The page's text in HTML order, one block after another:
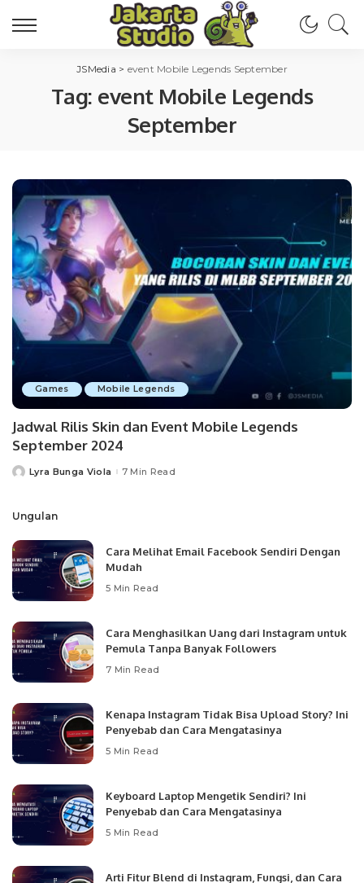
JSMedia > event Mobile Legends September
Tag: event Mobile Legends
September
Games Mobile Legends
Jadwal Rilis Skin dan Event Mobile Legends
September 2024
PostedLyra Bunga Viola 7 Min Read
Ungulan
Cara Melihat Email Facebook Sendiri Dengan
Mudah
5 Min Read
Cara Menghasilkan Uang dari Instagram untuk
Pemula Tanpa Banyak Followers
7 Min Read
Kenapa Instagram Tidak Bisa Upload Story? Ini
Penyebab dan Cara Mengatasinya
5 Min Read
Keyboard Laptop Mengetik Sendiri? Ini
Penyebab dan Cara Mengatasinya
5 Min Read
Arti Fitur Blend di Instagram, Fungsi, dan Cara